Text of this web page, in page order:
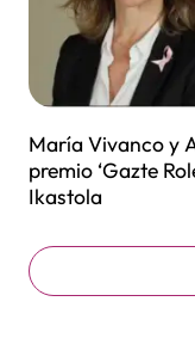
María Vivanco y
premio ‘Gazte
Ikastola